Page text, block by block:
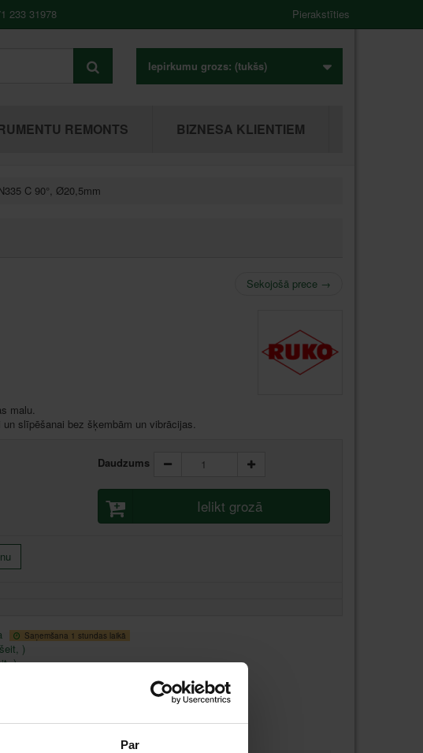
Par
233 31978 Pierakstīties
Iepirkumu grozs: (tukšs)
REMONTS BIZNESA KLIENTIEM
C 90°, Ø20,5mm
Sekojošā prece →
malu.
slīpēšanai bez šķembām un vibrācijas.
Daudzums
Ielikt grozā
Saņemšana 1 stundas laikā
)
)